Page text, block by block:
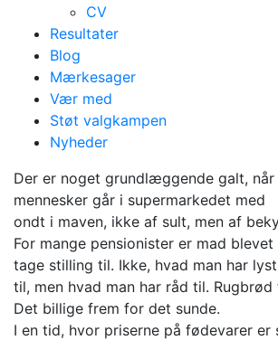
CV
Resultater
Blog
Mærkesager
Vær med
Støt valgkampen
Nyheder
Ingen skal
af det her -
skal blive
Der er noget grundlæggende galt,
mennesker går i supermarkedet med
ondt i maven, ikke af sult, men af
For mange pensionister er mad
tage stilling til. Ikke, hvad man har lyst
til, men hvad man har råd til.
Det billige frem for det sunde.
I en tid, hvor priserne på fødevarer er